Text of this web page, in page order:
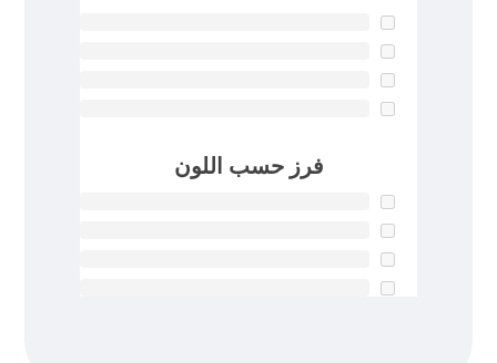
فرز حسب اللون